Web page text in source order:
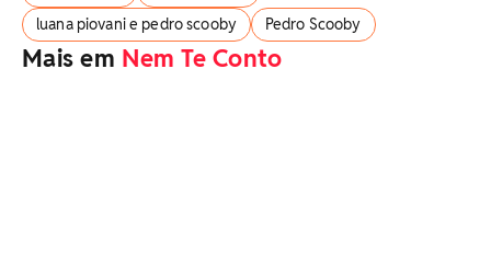
luana piovani e pedro scooby
Pedro Scooby
Mais em Nem Te Conto